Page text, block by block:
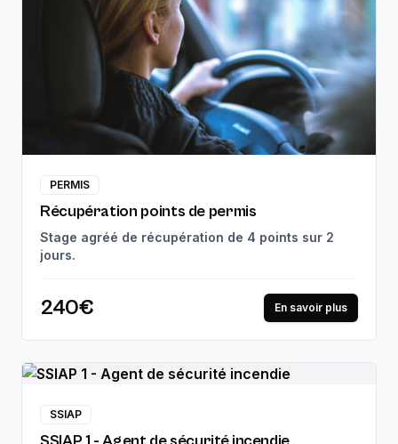
PERMIS
Récupération points de permis
Stage agréé de récupération de 4 points sur 2
jours.
240€ En savoir plus
SSIAP